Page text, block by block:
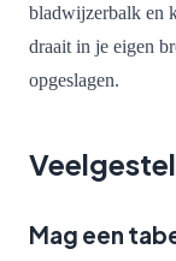
bladwijzerbalk en
draait in je eigen
opgeslagen.
Mag een